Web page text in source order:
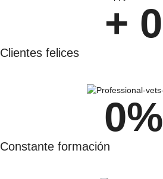
+ 0
Clientes felices
0%
Constante formación